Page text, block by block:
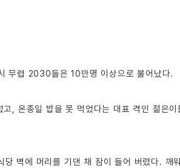
무렵 2030들은 10만명 이상으로 불어났다.
, 온종일 밥을 못 먹었다는 대표 격인 젊은이
벽에 머리를 기댄 채 잠이 들어 버렸다. 깨